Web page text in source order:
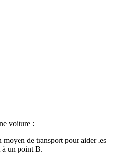
voiture :
moyen de transport pour aider les
à un point B.